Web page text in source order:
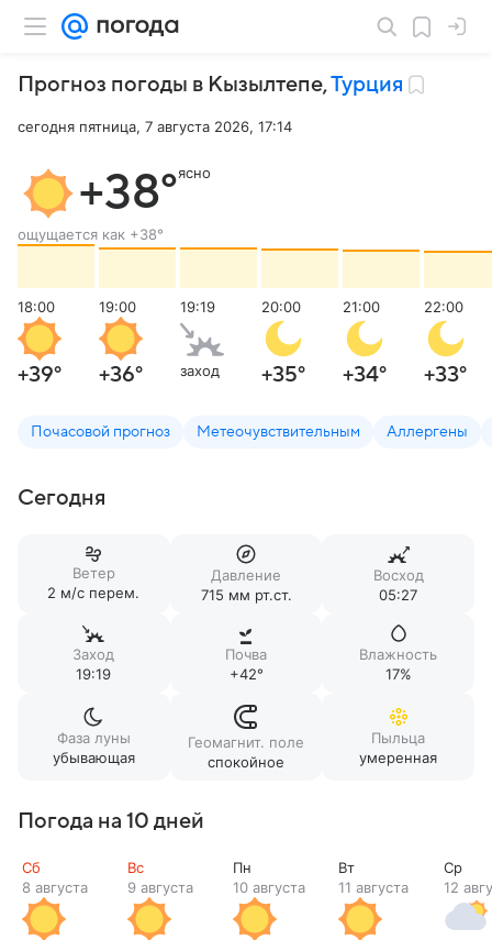
Прогноз погоды в Кызылтепе,Турция
сегодня пятница, 7 августа 2026, 17:14
+38°
ощущается как +38°
ясно
18:00
+39°
19:00
+36°
19:19
заход
20:00
+35°
21:00
+34°
22:00
+33°
Почасовой прогноз Метеочувствительным Аллергены
Сегодня
Ветер
2 м/c перем.
Давление
715 мм рт.ст.
Восход
05:27
Заход
19:19
Почва
+42°
Влажность
17%
Фаза луны
убывающая
Геомагнит. поле
спокойное
Пыльца
умеренная
Погода на 10 дней
Сб
8 августа
Вс
9 августа
Пн
10 августа
Вт
11 августа
Ср
12